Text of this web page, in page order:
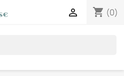
shopping_cart (0)
